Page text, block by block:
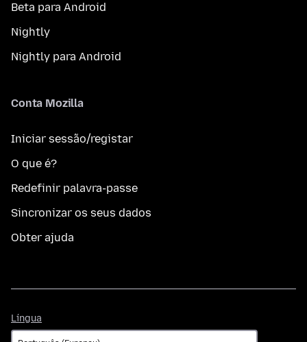
Beta para Android
Nightly
Nightly para Android
Conta Mozilla
Iniciar sessão/registar
O que é?
Redefinir palavra-passe
Sincronizar os seus dados
Obter ajuda
Língua